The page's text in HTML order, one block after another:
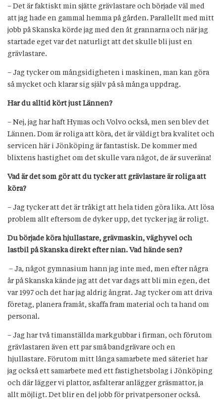
– Det är faktiskt min sjätte grävlastare och började väl med
att jag hade en gammal hemma på gården. Parallellt med mitt
jobb på Skanska körde jag med den åt grannarna och när jag
startade eget var det naturligt att det skulle bli just en
grävlastare.
– Jag tycker om mångsidigheten i maskinen, man kan göra
så mycket och klarar sig själv på så många uppdrag.
Har du alltid kört just Lännen?
– Nej, jag har haft Hymas och Volvo också, men sen blev det
Lännen. Dom är roliga att köra, det är väldigt bra kvalitet och
servicen här i Jönköping är fantastisk. De kommer med
blixtens hastighet om det skulle vara något, de är suveräna!
Vad är det som gör att du tycker att grävlastare är roliga att
köra?
– Jag tycker att det är tråkigt att hela tiden göra lika. Att lösa
problem allt eftersom de dyker upp, det tycker jag är roligt.
Du började köra hjullastare, grävmaskin, väghyvel och
lastbil på Skanska direkt efter nian. Vad hände sen?
– Ja, något gymnasium hann jag inte med, men efter några
år på Skanska kände jag att det var dags att bli min egen, det
var 1997 och det har jag aldrig ångrat. Jag tycker om att driva
företag, planera framåt, skaffa fram material och ta hand om
personal.
– Jag har två timanställda markgubbar i firman, och förutom
grävlastaren även ett par små bandgrävare och en
hjullastare. Förutom mitt långa samarbete med säteriet har
jag också ett samarbete med ett fastighetsbolag i Jönköping
och där lägger vi plattor, asfalterar anlägger gräsmattor, ja
allt möjligt. Det blir en del jobb för privatpersoner också.